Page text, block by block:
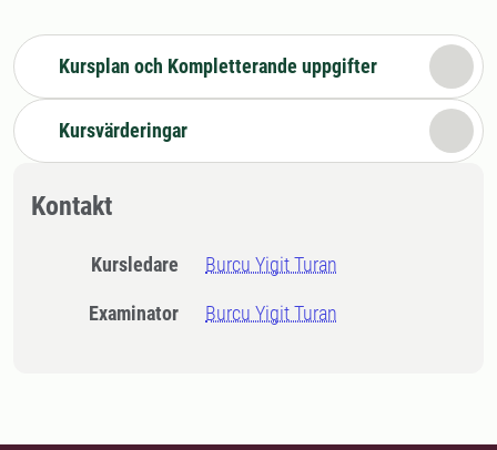
Kursplan och Kompletterande uppgifter
Kursvärderingar
Kontakt
Kursledare Burcu Yigit Turan
Examinator Burcu Yigit Turan